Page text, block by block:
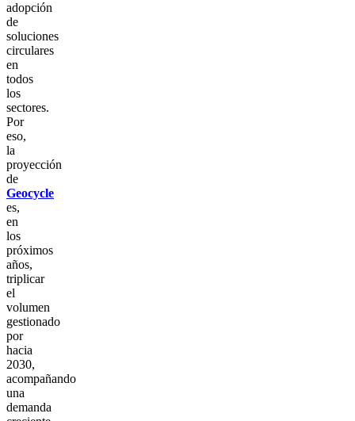
adopción
de
soluciones
circulares
en
todos
los
sectores.
Por
eso,
la
proyección
de
Geocycle
es,
en
los
próximos
años,
triplicar
el
volumen
gestionado
por
hacia
2030,
acompañando
una
demanda